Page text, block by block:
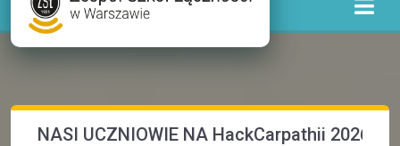
NASI UCZNIOWIE NA HackCarpathii 2026